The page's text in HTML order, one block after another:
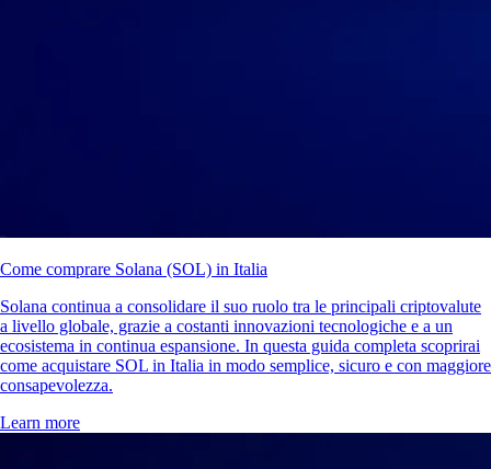
Come comprare Solana (SOL) in Italia
Solana continua a consolidare il suo ruolo tra le principali criptovalute
a livello globale, grazie a costanti innovazioni tecnologiche e a un
ecosistema in continua espansione. In questa guida completa scoprirai
come acquistare SOL in Italia in modo semplice, sicuro e con maggiore
consapevolezza.
Learn more